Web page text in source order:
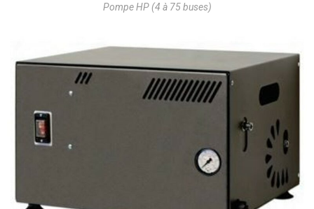
Pompe HP (4 à 75 buses)